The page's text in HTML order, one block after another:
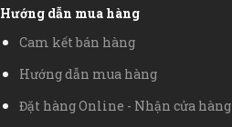
Hướng dẫn mua hàng
Cam kết bán hàng
Hướng dẫn mua hàng
Đặt hàng Online - Nhận cửa hàng